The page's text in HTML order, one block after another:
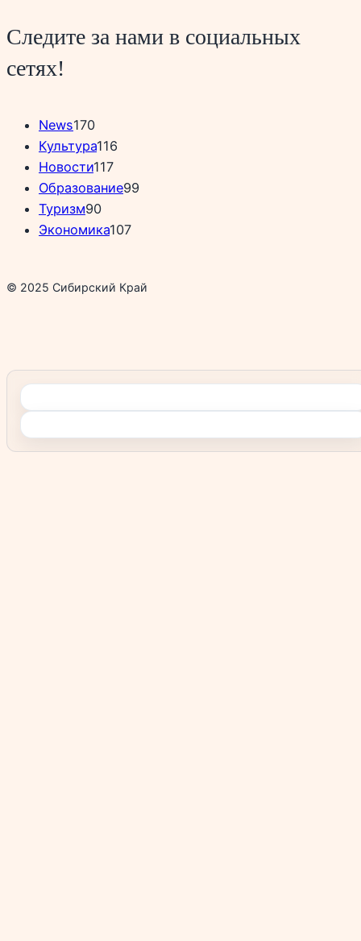
Следите за нами в социальных
сетях!
News170
Культура116
Новости117
Образование99
Туризм90
Экономика107
© 2025 Сибирский Край